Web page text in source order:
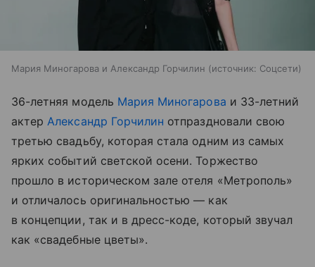
Мария Миногарова и Александр Горчилин источник: Соцсети
36-летняя модель Мария Миногарова и 33-летний
актерАлександр Горчилин отпраздновали свою
третью свадьбу, которая стала одним из самых
ярких событий светской осени. Торжество
прошло в историческом зале отеля «Метрополь»
и отличалось оригинальностью — как
в концепции, так и в дресс-коде, который звучал
как «свадебные цветы».